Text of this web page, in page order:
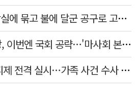
'외도 의심' 아내 화장실에 묶고 불에 달군 공구로 고문…남편 검거
김병삼 경북 영천시장, 이번엔 국회 공략…'마사회 본사 이전·광역교통망 확충' 요청
경찰, 9월 초부터 상피제 전격 실시…가족 사건 수사 못해